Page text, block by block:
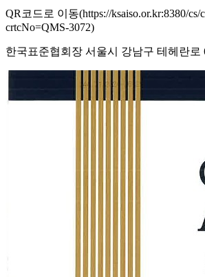
QR코드로 이동(https://ksaiso.or.kr:8380/cs/
crtcNo=QMS-3072)
한국표준협회장 서울시 강남구 테헤란로